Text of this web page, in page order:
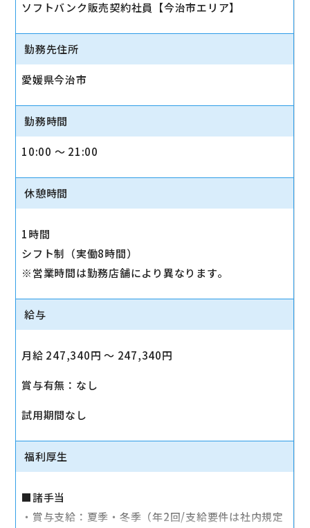
ソフトバンク販売契約社員【今治市エリア】
勤務先住所
愛媛県今治市
勤務時間
10:00 〜 21:00
休憩時間
1時間
シフト制（実働8時間）
※営業時間は勤務店舗により異なります。
給与
月給 247,340円 〜 247,340円
賞与有無：なし
試用期間なし
福利厚生
■諸手当
・賞与支給：夏季・冬季（年2回/支給要件は社内規定